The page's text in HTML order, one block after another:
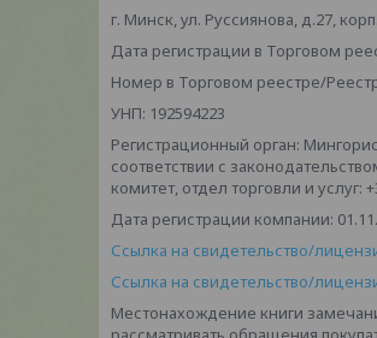
г. Минск, ул. Руссиянова, д.27,
Дата регистрации в Торговом
Номер в Торговом реестре/
УНП: 192594223
Регистрационный орган:
соответствии с
комитет, отдел торговли и услуг:
Дата регистрации компании:
Ссылка на свидетельство/
Ссылка на свидетельство/
Местонахождение книги